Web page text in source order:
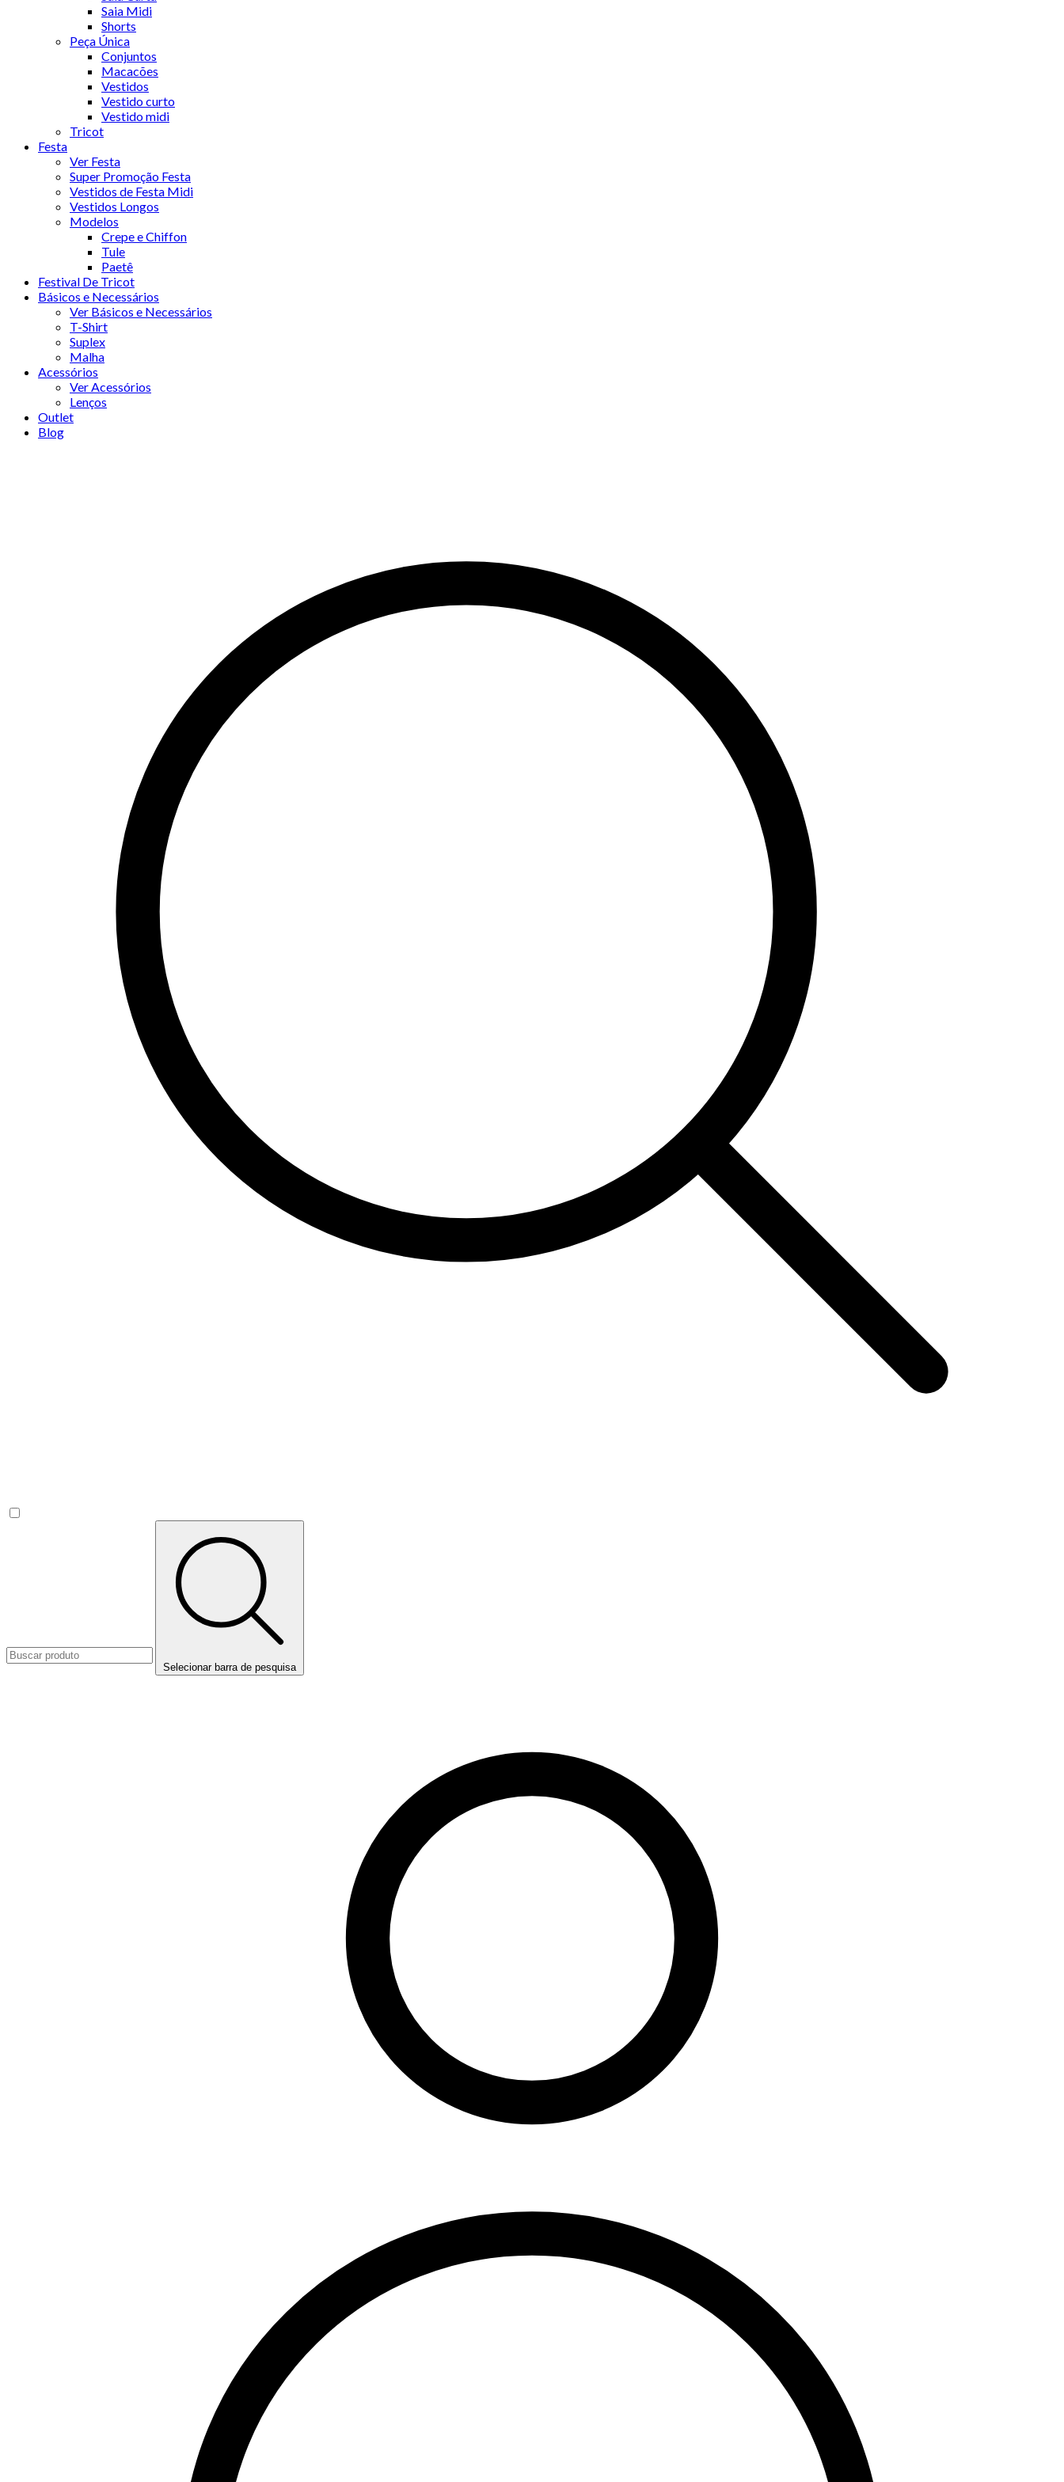
Saia Midi
Shorts
Peça Única
Conjuntos
Macacões
Vestidos
Vestido curto
Vestido midi
Tricot
Festa
Ver Festa
Super Promoção Festa
Vestidos de Festa Midi
Vestidos Longos
Modelos
Crepe e Chiffon
Tule
Paetê
Festival De Tricot
Básicos e Necessários
Ver Básicos e Necessários
T-Shirt
Suplex
Malha
Acessórios
Ver Acessórios
Lenços
Outlet
Blog
Selecionar barra de pesquisa